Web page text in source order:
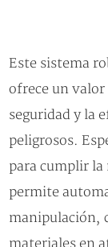
Este sistema
ofrece un
seguridad y la
peligrosos.
para cumplir
permite
manipulación,
materiales en